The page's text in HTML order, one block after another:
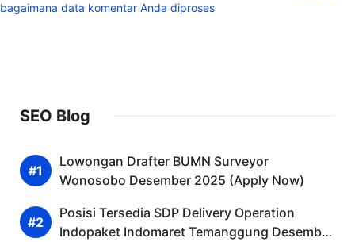
bagaimana data komentar Anda diproses
SEO Blog
Lowongan Drafter BUMN Surveyor
Wonosobo Desember 2025 (Apply Now)
Posisi Tersedia SDP Delivery Operation
Indopaket Indomaret Temanggung Desember